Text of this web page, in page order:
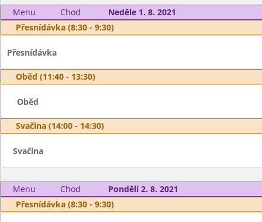
Menu Chod
Neděle 1. 8. 2021
Přesnídávka (8:30 - 9:30)
Přesnídávka
Oběd (11:40 - 13:30)
Oběd
Svačina (14:00 - 14:30)
Svačina
Menu Chod
Pondělí 2. 8. 2021
Přesnídávka (8:30 - 9:30)